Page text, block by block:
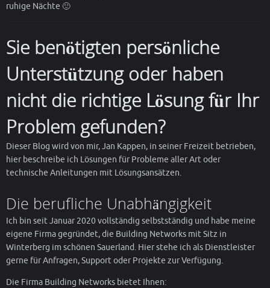
ruhige Nächte 🙂
Sie benötigten persönliche
Unterstützung oder haben
nicht die richtige Lösung für Ihr
Problem gefunden?
Dieser Blog wird von mir, Jan Kappen, in seiner Freizeit betrieben,
hier beschreibe ich Lösungen für Probleme aller Art oder
technische Anleitungen mit Lösungsansätzen.
Die berufliche Unabhängigkeit
Ich bin seit Januar 2020 vollständig selbstständig und habe meine
eigene Firma gegründet, die Building Networks mit Sitz in
Winterberg im schönen Sauerland. Hier stehe ich als Dienstleister
gerne für Anfragen, Support oder Projekte zur Verfügung.
Die Firma Building Networks bietet Ihnen: